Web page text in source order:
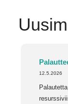
12.5.2026